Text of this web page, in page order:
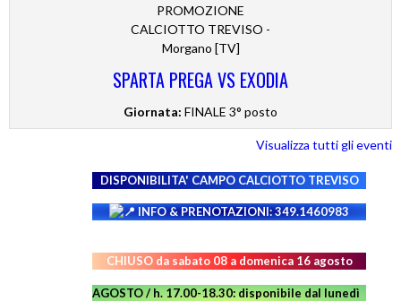
PROMOZIONE
CALCIOTTO TREVISO -
Morgano [TV]
SPARTA PREGA VS EXODIA
Giornata: FINALE 3° posto
Visualizza tutti gli eventi
DISPONIBILITA' CAMPO CALCIOTTO TREVISO
INFO & PRENOTAZIONI: 349.1460983
CHIUSO da sabato 08 a domenica 16 agosto
AGOSTO / h. 17.00-18.30: disponibile dal lunedì